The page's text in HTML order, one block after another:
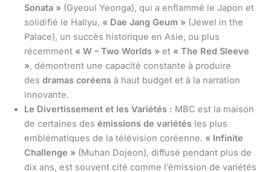
Sonata » (Gyeoul Yeonga), qui a enflammé le Japon et
solidifié le Hallyu, « Dae Jang Geum » (Jewel in the
Palace), un succès historique en Asie, ou plus
récemment « W – Two Worlds » et « The Red Sleeve
», démontrent une capacité constante à produire
des dramas coréens à haut budget et à la narration
innovante.
Le Divertissement et les Variétés : MBC est la maison
de certaines des émissions de variétés les plus
emblématiques de la télévision coréenne. « Infinite
Challenge » (Muhan Dojeon), diffusé pendant plus de
dix ans, est souvent cité comme l’émission de variétés